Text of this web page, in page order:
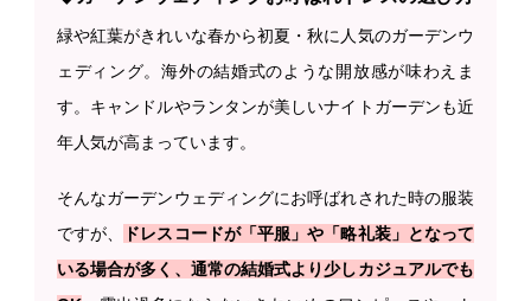
緑や紅葉がきれいな春から初夏・秋に人気のガーデンウ
ェディング。海外の結婚式のような開放感が味わえま
す。キャンドルやランタンが美しいナイトガーデンも近
年人気が高まっています。
そんなガーデンウェディングにお呼ばれされた時の服装
ですが、
ドレスコードが「平服」や「略礼装」となって
いる場合が多く、通常の結婚式より少しカジュアルでも